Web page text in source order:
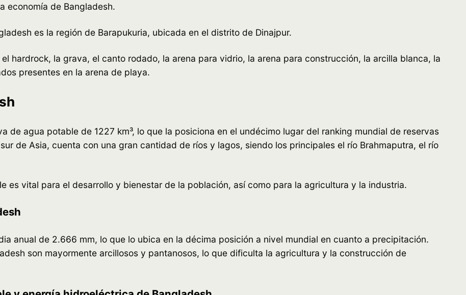
economía de Bangladesh.
es la región de Barapukuria, ubicada en el distrito de Dinajpur.
hardrock, la grava, el canto rodado, la arena para vidrio, la arena para construcción, la arcilla blanca, la
presentes en la arena de playa.
de agua potable de 1227 km³, lo que la posiciona en el undécimo lugar del ranking mundial de reservas
de Asia, cuenta con una gran cantidad de ríos y lagos, siendo los principales el río Brahmaputra, el río
es vital para el desarrollo y bienestar de la población, así como para la agricultura y la industria.
anual de 2.666 mm, lo que lo ubica en la décima posición a nivel mundial en cuanto a precipitación.
son mayormente arcillosos y pantanosos, lo que dificulta la agricultura y la construcción de